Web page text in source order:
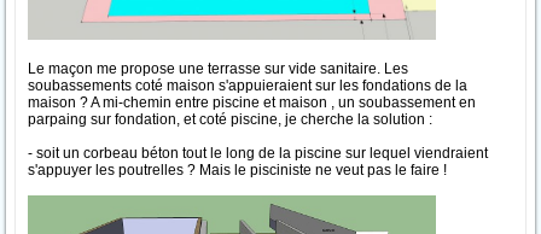
Le maçon me propose une terrasse sur vide sanitaire. Les
soubassements coté maison s'appuieraient sur les fondations de la
maison ? A mi-chemin entre piscine et maison , un soubassement en
parpaing sur fondation, et coté piscine, je cherche la solution :
- soit un corbeau béton tout le long de la piscine sur lequel viendraient
s'appuyer les poutrelles ? Mais le pisciniste ne veut pas le faire !